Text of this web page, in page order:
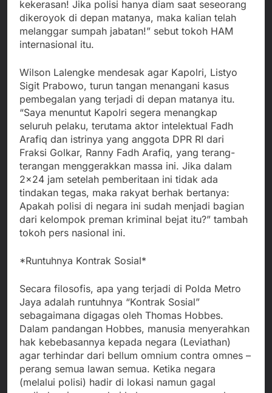
kekerasan! Jika polisi hanya diam saat seseorang
dikeroyok di depan matanya, maka kalian telah
melanggar sumpah jabatan!” sebut tokoh HAM
internasional itu.
Wilson Lalengke mendesak agar Kapolri, Listyo
Sigit Prabowo, turun tangan menangani kasus
pembegalan yang terjadi di depan matanya itu.
“Saya menuntut Kapolri segera menangkap
seluruh pelaku, terutama aktor intelektual Fadh
Arafiq dan istrinya yang anggota DPR RI dari
Fraksi Golkar, Ranny Fadh Arafiq, yang terang-
terangan menggerakkan massa ini. Jika dalam
2×24 jam setelah pemberitaan ini tidak ada
tindakan tegas, maka rakyat berhak bertanya:
Apakah polisi di negara ini sudah menjadi bagian
dari kelompok preman kriminal bejat itu?” tambah
tokoh pers nasional ini.
*Runtuhnya Kontrak Sosial*
Secara filosofis, apa yang terjadi di Polda Metro
Jaya adalah runtuhnya “Kontrak Sosial”
sebagaimana digagas oleh Thomas Hobbes.
Dalam pandangan Hobbes, manusia menyerahkan
hak kebebasannya kepada negara (Leviathan)
agar terhindar dari bellum omnium contra omnes –
perang semua lawan semua. Ketika negara
(melalui polisi) hadir di lokasi namun gagal